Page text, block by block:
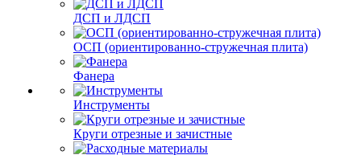
ДСП и ЛДСП
ОСП (ориентированно-стружечная плита)
Фанера
Инструменты
Круги отрезные и зачистные